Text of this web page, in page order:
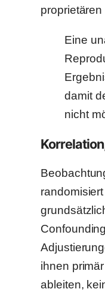
proprietären
Eine
damit
nicht
ihnen primär
ableiten,